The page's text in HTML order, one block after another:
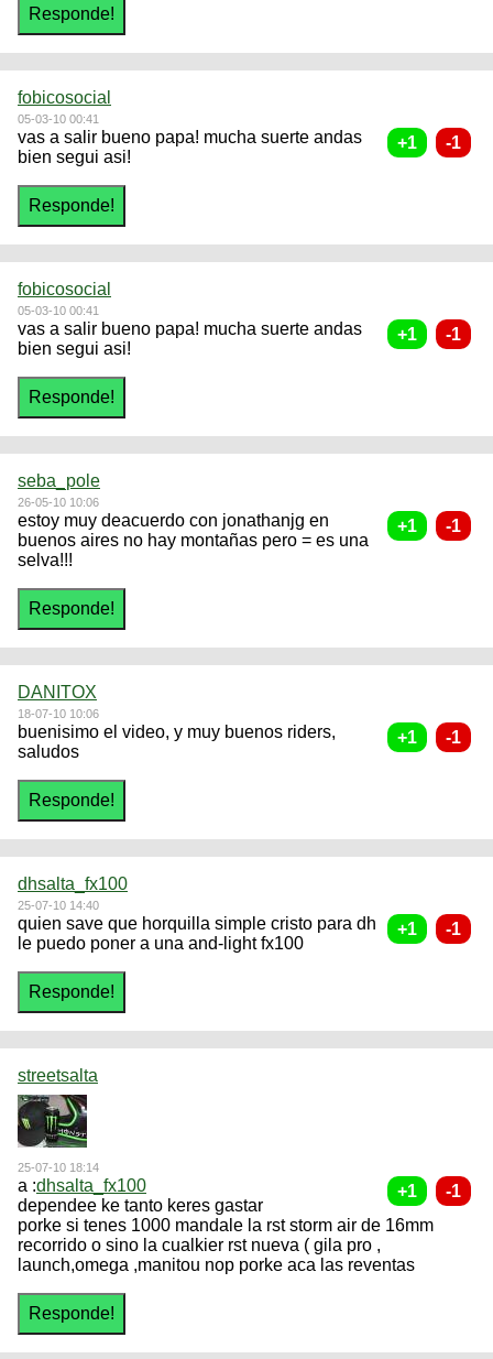
fobicosocial
05-03-10 00:41
vas a salir bueno papa! mucha suerte andas
bien segui asi!
fobicosocial
05-03-10 00:41
vas a salir bueno papa! mucha suerte andas
bien segui asi!
seba_pole
26-05-10 10:06
estoy muy deacuerdo con jonathanjg en
buenos aires no hay montañas pero = es una
selva!!!
DANITOX
18-07-10 10:06
buenisimo el video, y muy buenos riders,
saludos
dhsalta_fx100
25-07-10 14:40
quien save que horquilla simple cristo para dh
le puedo poner a una and-light fx100
streetsalta
25-07-10 18:14
a :dhsalta_fx100
dependee ke tanto keres gastar
porke si tenes 1000 mandale la rst storm air de 16mm
recorrido o sino la cualkier rst nueva ( gila pro ,
launch,omega ,manitou nop porke aca las reventas